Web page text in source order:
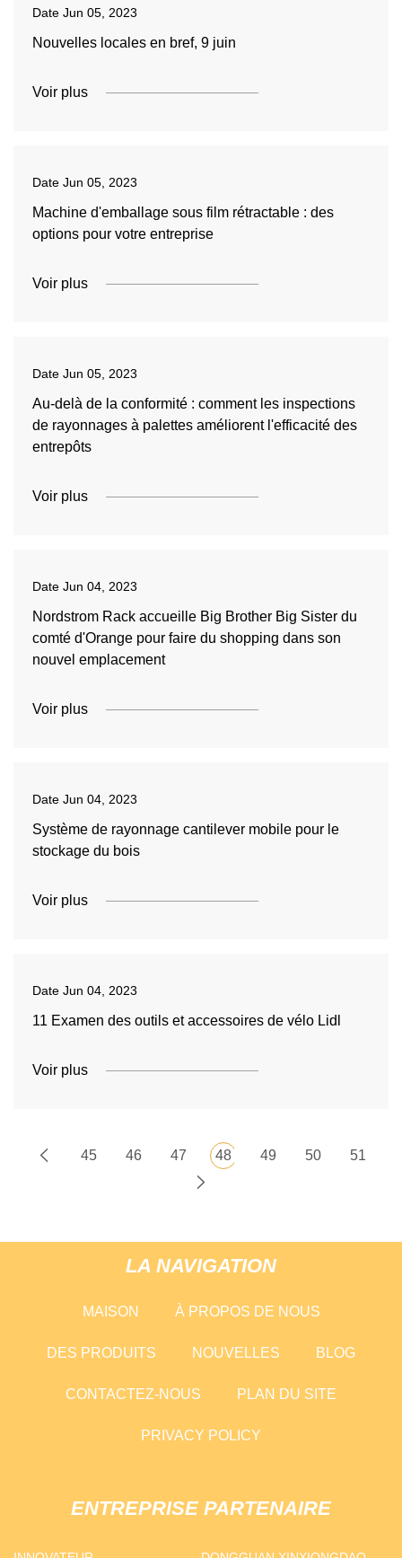
Date Jun 05, 2023
Nouvelles locales en bref, 9 juin
Voir plus
Date Jun 05, 2023
Machine d'emballage sous film rétractable : des
options pour votre entreprise
Voir plus
Date Jun 05, 2023
Au-delà de la conformité : comment les inspections
de rayonnages à palettes améliorent l'efficacité des
entrepôts
Voir plus
Date Jun 04, 2023
Nordstrom Rack accueille Big Brother Big Sister du
comté d'Orange pour faire du shopping dans son
nouvel emplacement
Voir plus
Date Jun 04, 2023
Système de rayonnage cantilever mobile pour le
stockage du bois
Voir plus
Date Jun 04, 2023
11 Examen des outils et accessoires de vélo Lidl
Voir plus
45 46 47 48 49 50 51
LA NAVIGATION
MAISON À PROPOS DE NOUS
DES PRODUITS NOUVELLES BLOG
CONTACTEZ-NOUS PLAN DU SITE
PRIVACY POLICY
ENTREPRISE PARTENAIRE